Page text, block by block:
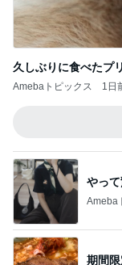
久しぶりに食べたプ
Amebaトピックス 1日
やっ
Ameba
期間